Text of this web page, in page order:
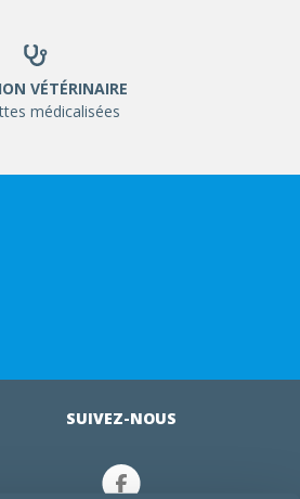
VÉTÉRINAIRE
médicalisées
SUIVEZ-NOUS